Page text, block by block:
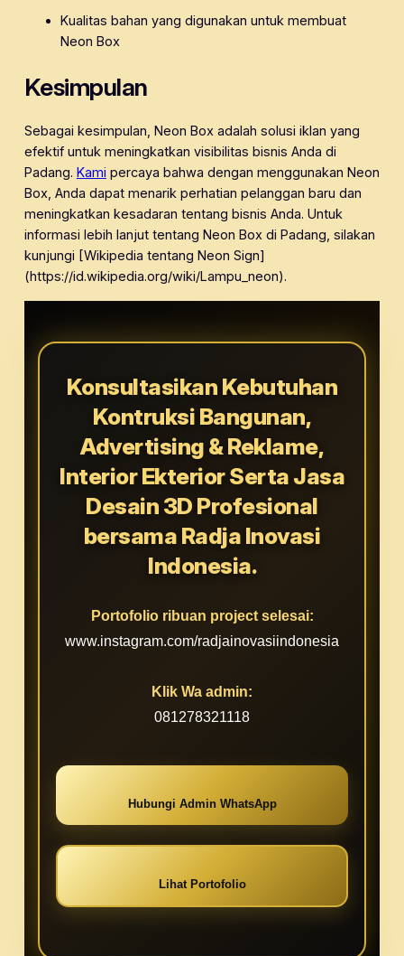
Kualitas bahan yang digunakan untuk membuat
Neon Box
Kesimpulan
Sebagai kesimpulan, Neon Box adalah solusi iklan yang
efektif untuk meningkatkan visibilitas bisnis Anda di
Padang. Kami percaya bahwa dengan menggunakan Neon
Box, Anda dapat menarik perhatian pelanggan baru dan
meningkatkan kesadaran tentang bisnis Anda. Untuk
informasi lebih lanjut tentang Neon Box di Padang, silakan
kunjungi [Wikipedia tentang Neon Sign]
(https://id.wikipedia.org/wiki/Lampu_neon).
Konsultasikan Kebutuhan
Kontruksi Bangunan,
Advertising & Reklame,
Interior Ekterior Serta Jasa
Desain 3D Profesional
bersama Radja Inovasi
Indonesia.
Portofolio ribuan project selesai:
www.instagram.com/radjainovasiindonesia
Klik Wa admin:
081278321118
Hubungi Admin WhatsApp
Lihat Portofolio